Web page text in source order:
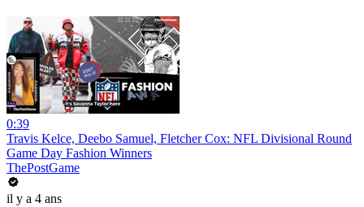
0:39
Travis Kelce, Deebo Samuel, Fletcher Cox: NFL Divisional Round
Game Day Fashion Winners
ThePostGame
il y a 4 ans